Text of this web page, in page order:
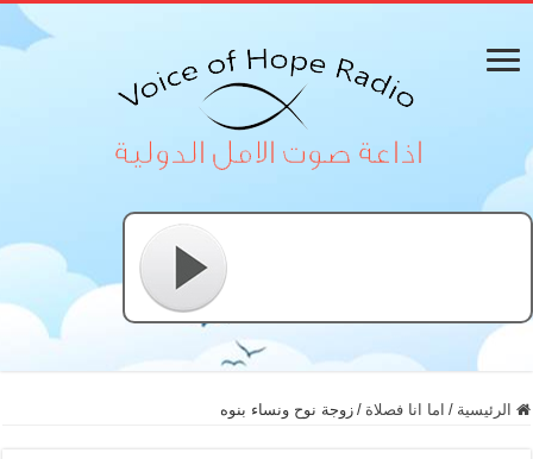
الرئيسية / اما انا فصلاة / زوجة نوح ونساء بنوه